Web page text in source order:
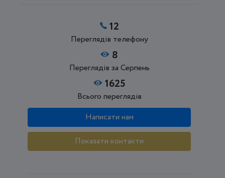
12
Переглядів телефону
8
Переглядів за Серпень
1625
Всього переглядів
Написати нам
Показати контакти